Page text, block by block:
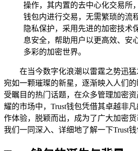
操作，其内置的去中心化交易所
钱包内进行交易，无需繁琐的流
隐私保护，采用先进的加密技术
息安全，帮助用户以更高效、安
多彩的加密世界。
在当今数字化浪潮以雷霆之势迅
宛如一颗璀璨的新星，逐渐映入人们
受瞩目的热门话题，在众多管理加密
耀的市场中，Trust钱包凭借其卓越非
作体验，脱颖而出，成为了广大加密
我们一同深入、详细地了解一下Trust钱